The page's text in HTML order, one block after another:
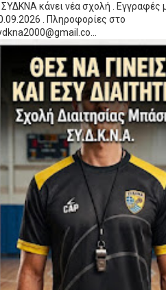
(VIDEO)
-ΕΘΝΙΚΟΣ ΛΑΓΥΝΩΝ
- Στον τελικό με Ερμή Αργ.
-ΠΕΡΑ (21.30)
κάνει νέα σχολή . Εγγραφές
. Πληροφορίες στο